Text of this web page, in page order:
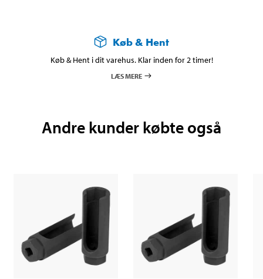
Køb & Hent
Køb & Hent i dit varehus. Klar inden for 2 timer!
LÆS MERE
Andre kunder købte også